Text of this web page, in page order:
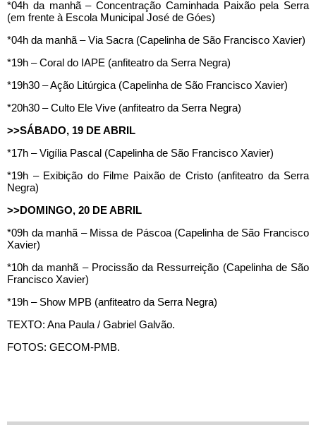
*04h da manhã – Concentração Caminhada Paixão pela Serra
(em frente à Escola Municipal José de Góes)
*04h da manhã – Via Sacra (Capelinha de São Francisco Xavier)
*19h – Coral do IAPE (anfiteatro da Serra Negra)
*19h30 – Ação Litúrgica (Capelinha de São Francisco Xavier)
*20h30 – Culto Ele Vive (anfiteatro da Serra Negra)
>>SÁBADO, 19 DE ABRIL
*17h – Vigília Pascal (Capelinha de São Francisco Xavier)
*19h – Exibição do Filme Paixão de Cristo (anfiteatro da Serra
Negra)
>>DOMINGO, 20 DE ABRIL
*09h da manhã – Missa de Páscoa (Capelinha de São Francisco
Xavier)
*10h da manhã – Procissão da Ressurreição (Capelinha de São
Francisco Xavier)
*19h – Show MPB (anfiteatro da Serra Negra)
TEXTO: Ana Paula / Gabriel Galvão.
FOTOS: GECOM-PMB.